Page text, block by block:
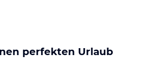
perfekten Urlaub